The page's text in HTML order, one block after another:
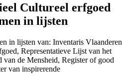
Cultureel erfgoed
in lijsten
in lijsten van: Inventaris Vlaanderen
Representatieve Lijst van het
de Mensheid, Register of good
van inspirerende